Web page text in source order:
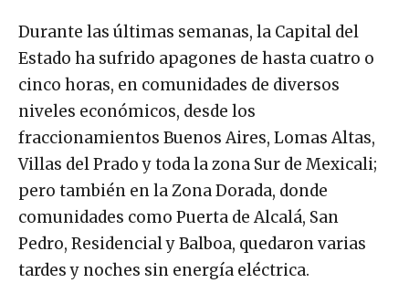
Durante las últimas semanas, la Capital del
Estado ha sufrido apagones de hasta cuatro o
cinco horas, en comunidades de diversos
niveles económicos, desde los
fraccionamientos Buenos Aires, Lomas Altas,
Villas del Prado y toda la zona Sur de Mexicali;
pero también en la Zona Dorada, donde
comunidades como Puerta de Alcalá, San
Pedro, Residencial y Balboa, quedaron varias
tardes y noches sin energía eléctrica.